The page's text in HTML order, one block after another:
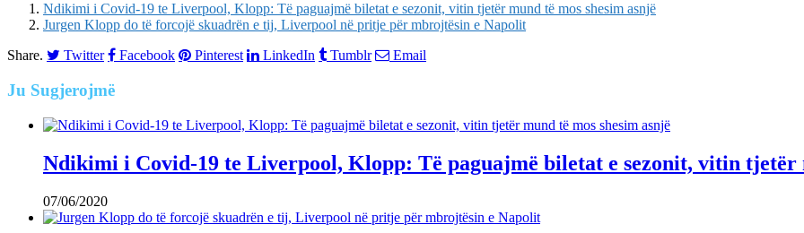
Ndikimi i Covid-19 te Liverpool, Klopp: Të paguajmë biletat e sezonit, vitin tjetër mund të mos shesim asnjë
Jurgen Klopp do të forcojë skuadrën e tij, Liverpool në pritje për mbrojtësin e Napolit
Share.
Twitter Facebook Pinterest LinkedIn Tumblr Email
Ju Sugjerojmë
Ndikimi i Covid-19 te Liverpool, Klopp: Të paguajmë biletat e sezonit, vitin tjetër
07/06/2020